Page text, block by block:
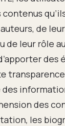
de
de leur rôle
des
des
des
les